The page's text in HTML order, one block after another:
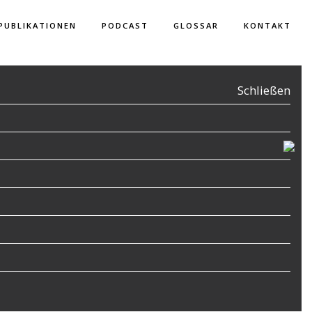
PODCAST GLOSSAR KONTAKT
Schließen